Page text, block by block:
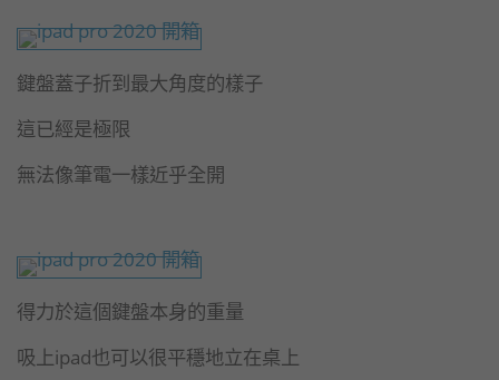
鍵盤蓋子折到最大角度的樣子
這已經是極限
無法像筆電一樣近乎全開
得力於這個鍵盤本身的重量
吸上ipad也可以很平穩地立在桌上